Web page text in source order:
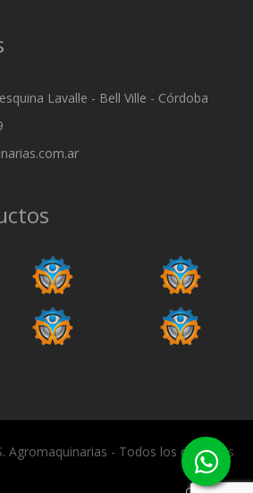
Lavalle - Bell Ville - Córdoba
Agromaquinarias - Todos los derechos